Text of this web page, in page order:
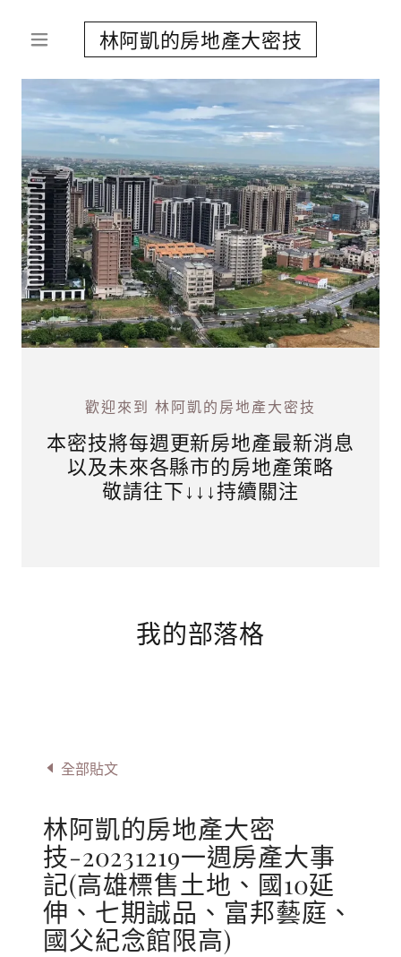
林阿凱的房地產大密技
歡迎來到 林阿凱的房地產大密技
本密技將每週更新房地產最新消息
以及未來各縣市的房地產策略
敬請往下↓↓↓持續關注
我的部落格
全部貼文
林阿凱的房地產大密
技-20231219一週房產大事
記(高雄標售土地、國10延
伸、七期誠品、富邦藝庭、
國父紀念館限高)